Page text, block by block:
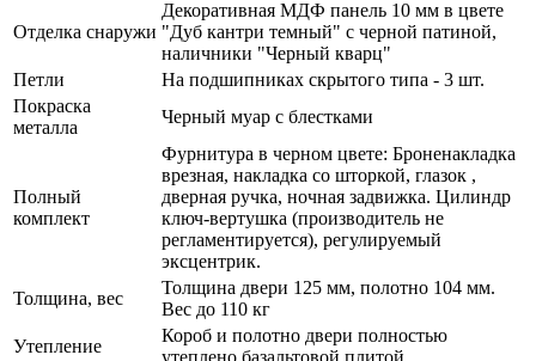
Отделка снаружи
Декоративная МДФ панель 10 мм в цвете
"Дуб кантри темный" с черной патиной,
наличники "Черный кварц"
Петли
На подшипниках скрытого типа - 3 шт.
Покраска
металла
Черный муар с блестками
Полный
комплект
Фурнитура в черном цвете: Броненакладка
врезная, накладка со шторкой, глазок ,
дверная ручка, ночная задвижка. Цилиндр
ключ-вертушка (производитель не
регламентируется), регулируемый
эксцентрик.
Толщина, вес
Толщина двери 125 мм, полотно 104 мм.
Вес до 110 кг
Утепление
Короб и полотно двери полностью